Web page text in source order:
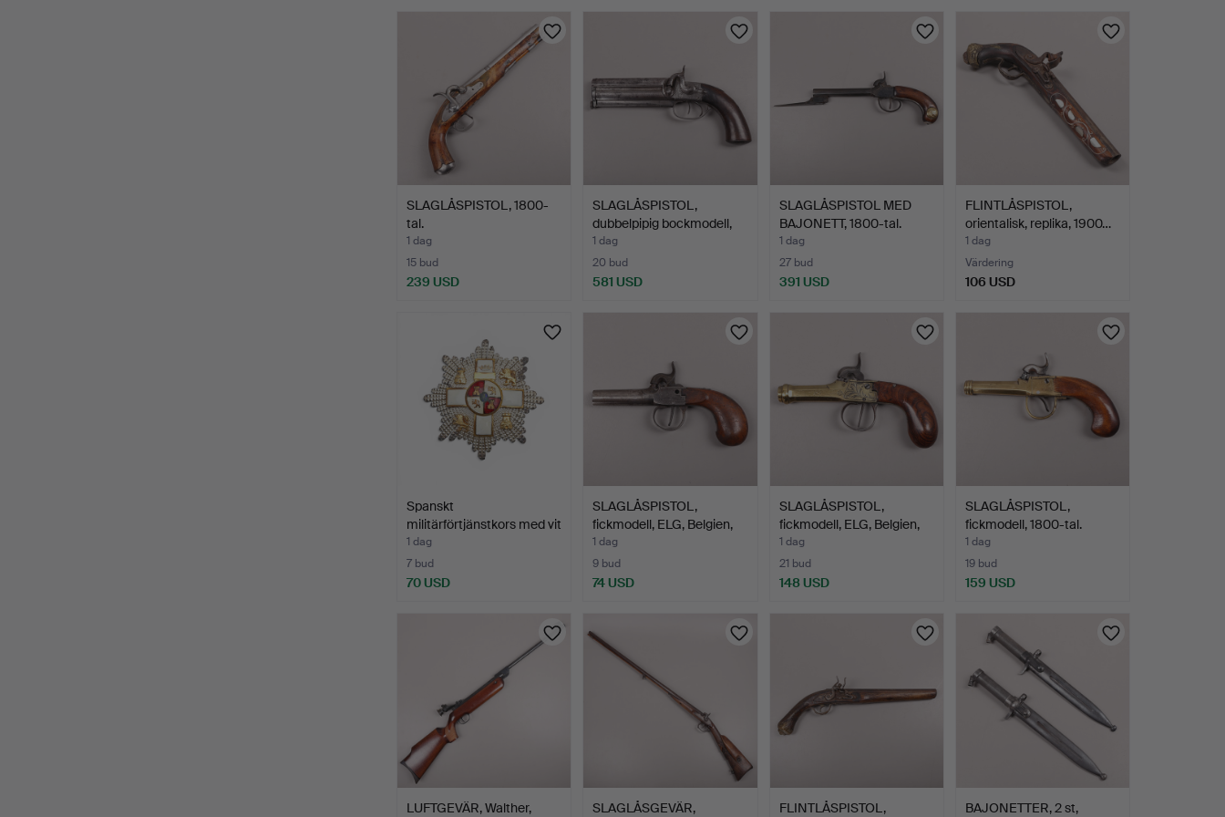
SLAGLÅSPISTOL, 1800-
tal.
1 dag
15 bud
239 USD
SLAGLÅSPISTOL,
dubbelpipig bockmodell,
180…
1 dag
20 bud
581 USD
SLAGLÅSPISTOL MED
BAJONETT, 1800-tal.
1 dag
27 bud
391 USD
FLINTLÅSPISTOL,
orientalisk, replika, 1900…
1 dag
Värdering
106 USD
Spanskt
militärförtjänstkors med vit
emalj…
1 dag
7 bud
70 USD
SLAGLÅSPISTOL,
fickmodell, ELG, Belgien,
1…
1 dag
9 bud
74 USD
SLAGLÅSPISTOL,
fickmodell, ELG, Belgien,
1…
1 dag
21 bud
148 USD
SLAGLÅSPISTOL,
fickmodell, 1800-tal.
1 dag
19 bud
159 USD
LUFTGEVÄR, Walther, SLAGLÅSGEVÄR, FLINTLÅSPISTOL, BAJONETTER, 2 st,